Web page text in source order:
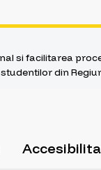
si facilitarea
din